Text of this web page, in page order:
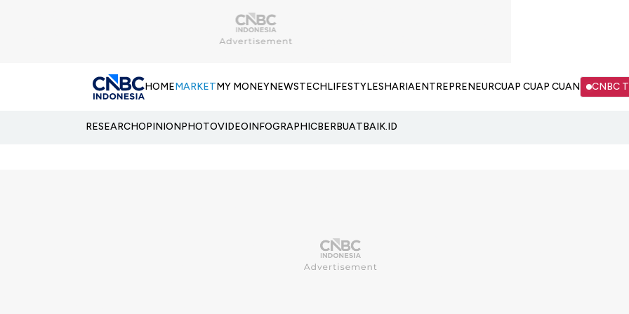
HOMEMARKETMY MONEYNEWSTECHLIFESTYLESHARIAENTREPRENEURCUAP CUAP CUAN CNBC
RESEARCHOPINIONPHOTOVIDEOINFOGRAPHICBERBUATBAIK.ID